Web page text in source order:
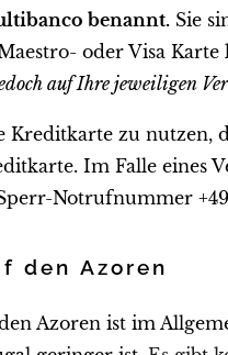
benannt.Sie
oder Visa
auf Ihre jeweiligen
Kreditkarte zu
Im Falle eines
Notrufnummer +49
den Azoren
Azoren ist im